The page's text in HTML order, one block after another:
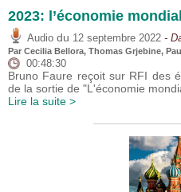
2023: l’économie
Audio du 12 septembre 2022 -
Par Cecilia Bellora, Thomas Grjebine,
00:48:30
Bruno Faure reçoit sur RFI des
de la sortie de "L'économie
Lire la suite >